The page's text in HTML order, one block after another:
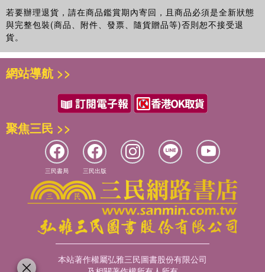
若要辦理退貨，請在商品鑑賞期內寄回，且商品必須是全新狀態
與完整包裝(商品、附件、發票、隨貨贈品等)否則恕不接受退
貨。
網站導航 >>
聚焦三民 >>
三民書局 三民出版
本站著作權屬弘雅三民圖書股份有限公司